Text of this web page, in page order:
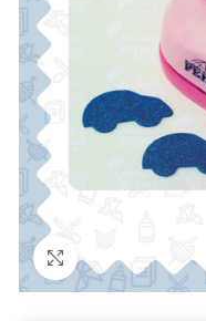
Click para agrandar